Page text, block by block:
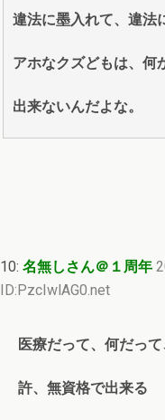
違法に墨入れて、違法
アホなクズどもは、何
出来ないんだよな。
10: 名無しさん＠１周年
ID:PzcIwlAG0.net
医療だって、何だっ
許、無資格で出来る